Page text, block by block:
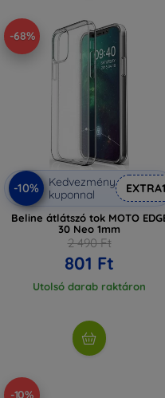
-68%
-10%
Kedvezmény
kuponnal
Beline átlátszó tok MOTO
30 Neo 1mm
2 490 Ft
801 Ft
Utolsó darab raktáron
-10%